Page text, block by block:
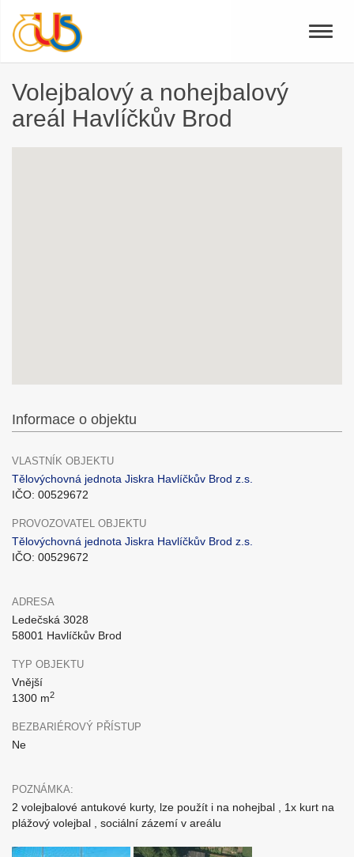
Toggle
Volejbalový a nohejbalový
areál Havlíčkův Brod
Informace o objektu
VLASTNÍK OBJEKTU
Tělovýchovná jednota Jiskra Havlíčkův Brod z.s.
IČO: 00529672
PROVOZOVATEL OBJEKTU
Tělovýchovná jednota Jiskra Havlíčkův Brod z.s.
IČO: 00529672
ADRESA
Ledečská 3028
58001 Havlíčkův Brod
TYP OBJEKTU
Vnější
1300 m2
BEZBARIÉROVÝ PŘÍSTUP
Ne
POZNÁMKA:
2 volejbalové antukové kurty, lze použít i na nohejbal , 1x kurt na
plážový volejbal , sociální zázemí v areálu